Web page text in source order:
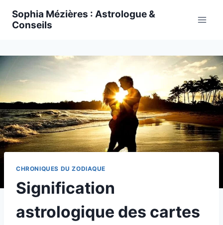
Sophia Mézières : Astrologue &
Conseils
CHRONIQUES DU ZODIAQUE
Signification
astrologique des cartes